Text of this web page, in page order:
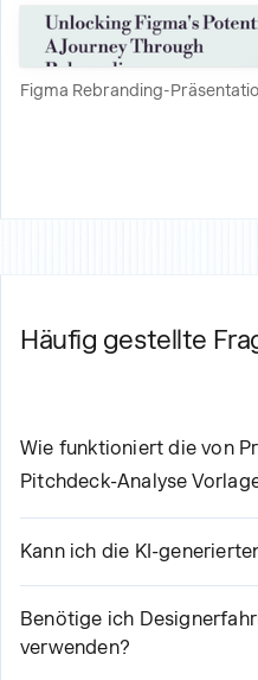
Figma Rebranding-
Häufig gestellte
Wie funktioniert die von
Pitchdeck-Analyse
Unsere KI-gestützte
Pitchdeck-Analyse
Erstellungsprozess in
1. Wählen Sie die Vorlage aus
grundlegenden Anforderungen
Kann ich die KI-
Ja, absolut! Obwohl
Erstinhalte erstellt,
können Texte bearbeiten,
Benötige ich
verwenden?